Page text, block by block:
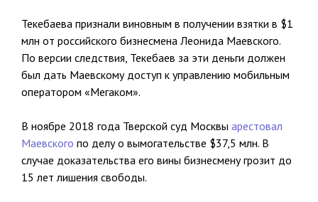
Текебаева признали виновным в получении взятки в $1
млн от российского бизнесмена Леонида Маевского.
По версии следствия, Текебаев за эти деньги должен
был дать Маевскому доступ к управлению мобильным
оператором «Мегаком».
В ноябре 2018 года Тверской суд Москвы арестовал
Маевского по делу о вымогательстве $37,5 млн. В
случае доказательства его вины бизнесмену грозит до
15 лет лишения свободы.